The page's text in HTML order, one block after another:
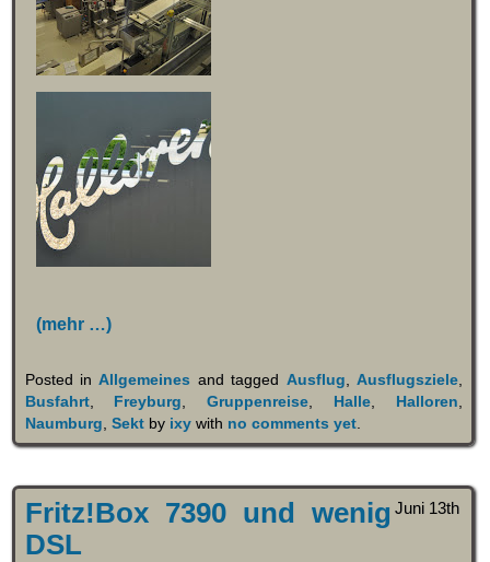
(mehr …)
Posted inAllgemeines and tagged Ausflug Ausflugsziele,
Busfahrt, Freyburg ,Gruppenreise Halle Halloren
Naumburg Sektby ixywith no comments yet.
Juni 13th
Fritz!Box 7390 und wenig
DSL